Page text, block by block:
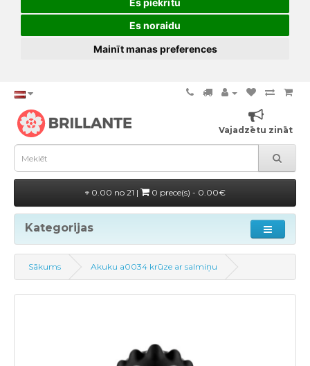
Es noraidu
Mainīt manas preferences
Vajadzētu zināt
0.00 no 21 | 0 prece(s) - 0.00€
Kategorijas
Sākums Akuku a0034 krūze ar salmiņu